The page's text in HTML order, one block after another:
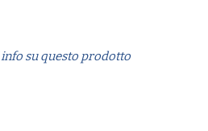
su questo prodotto